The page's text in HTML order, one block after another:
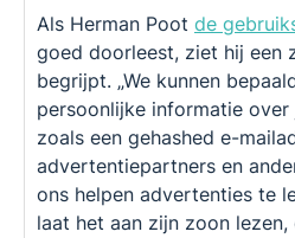
Als Herman Poot de
goed doorleest, ziet hij een
begrijpt. „We kunnen
persoonlijke informatie
zoals een gehashed e-
advertentiepartners en
ons helpen advertenties te
laat het aan zijn zoon lezen,